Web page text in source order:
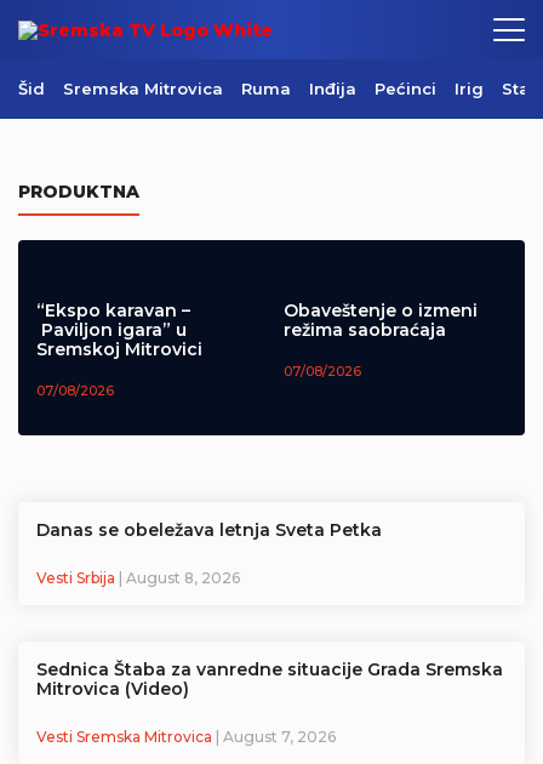
Šid Sremska Mitrovica Ruma Inđija Pećinci Irig
PRODUKTNA
“Ekspo karavan –
Paviljon igara” u
Sremskoj Mitrovici
07/08/2026
Obaveštenje o izmeni
režima saobraćaja
07/08/2026
Danas se obeležava letnja Sveta Petka
Vesti Srbija | August 8, 2026
Sednica Štaba za vanredne situacije Grada Sremska
Mitrovica (Video)
Vesti Sremska Mitrovica | August 7, 2026